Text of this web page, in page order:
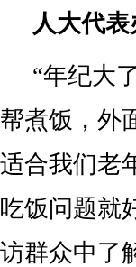
人大代
“年纪大
帮煮饭，外
适合我们老
吃饭问题就
访群众中了